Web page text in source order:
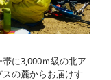
に3,000ｍ級の北ア
の麓からお届けす